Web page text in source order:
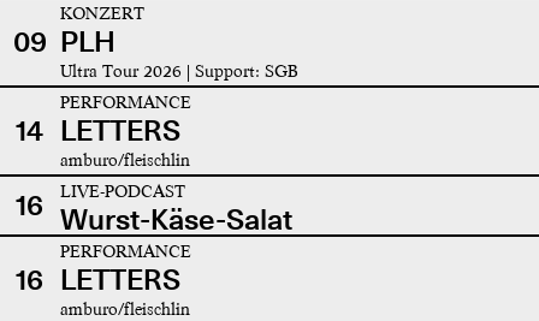
09
KONZERT
PLH
Ultra Tour 2026 | Support: SGB
14
PERFORMANCE
LETTERS
amburo/fleischlin
16 LIVE-PODCAST
Wurst-Käse-Salat
16
PERFORMANCE
LETTERS
amburo/fleischlin